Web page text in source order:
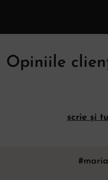
Opiniile
scrie și